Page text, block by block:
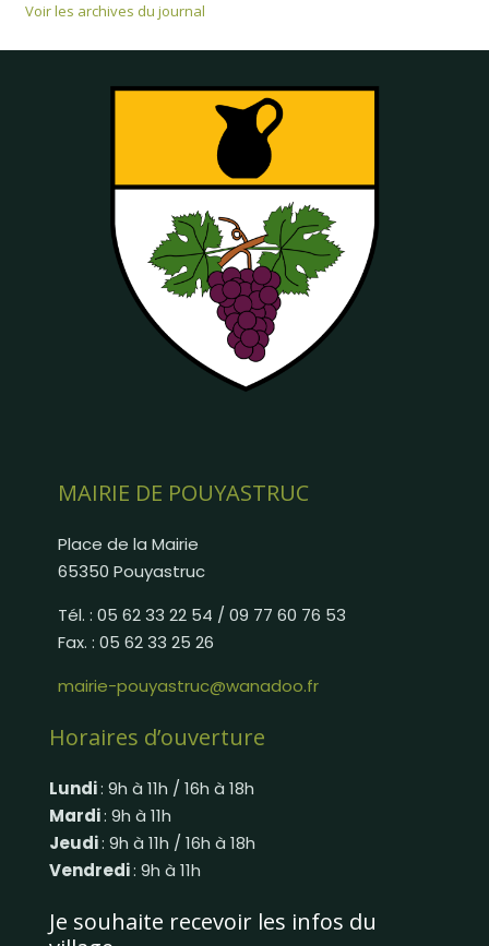
Voir les archives du journal
MAIRIE DE POUYASTRUC
Place de la Mairie
65350 Pouyastruc
Tél. : 05 62 33 22 54 / 09 77 60 76 53
Fax. : 05 62 33 25 26
mairie-pouyastruc@wanadoo.fr
Horaires d’ouverture
Lundi: 9h à 11h / 16h à 18h
Mardi: 9h à 11h
Jeudi: 9h à 11h / 16h à 18h
Vendredi: 9h à 11h
Je souhaite recevoir les infos du